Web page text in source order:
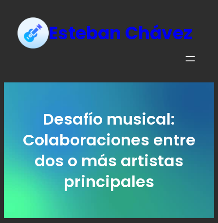
Esteban Chávez
Desafío musical:
Colaboraciones entre
dos o más artistas
principales